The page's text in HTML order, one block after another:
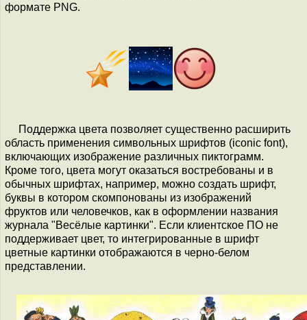
формате PNG.
Поддержка цвета позволяет существенно расширить
область применения символьных шрифтов (iconic font),
включающих изображение различных пиктограмм.
Кроме того, цвета могут оказаться востребованы и в
обычных шрифтах, например, можно создать шрифт,
буквы в котором скомпонованы из изображений
фруктов или человечков, как в оформлении названия
журнала "Весёлые картинки". Если клиентское ПО не
поддерживает цвет, то интегрированные в шрифт
цветные картинки отображаются в черно-белом
представлении.